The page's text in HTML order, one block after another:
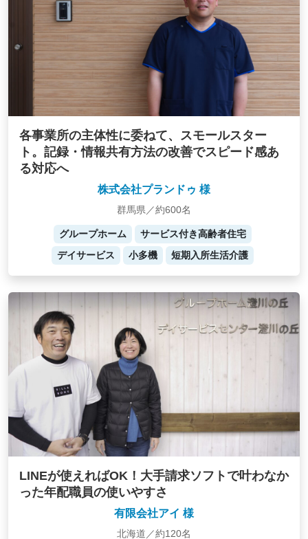
各事業所の主体性に委ねて、スモールスター
ト。記録・情報共有方法の改善でスピード感あ
る対応へ
株式会社プランドゥ 様
群馬県／約600名
グループホーム
サービス付き高齢者住宅
デイサービス
小多機 短期入所生活介護
LINEが使えればOK！大手請求ソフトで叶わなか
った年配職員の使いやすさ
有限会社アイ 様
北海道／約120名